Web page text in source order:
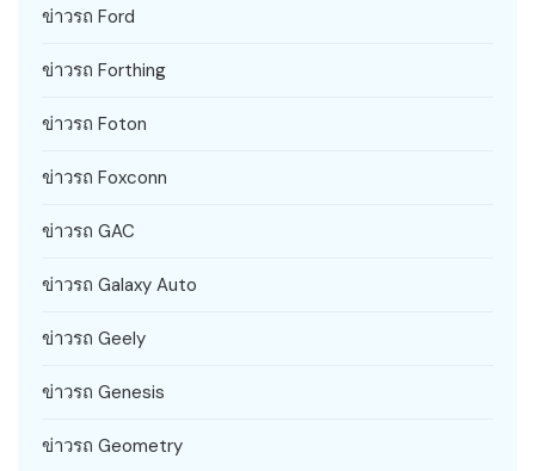
ข่าวรถ Ford
ข่าวรถ Forthing
ข่าวรถ Foton
ข่าวรถ Foxconn
ข่าวรถ GAC
ข่าวรถ Galaxy Auto
ข่าวรถ Geely
ข่าวรถ Genesis
ข่าวรถ Geometry